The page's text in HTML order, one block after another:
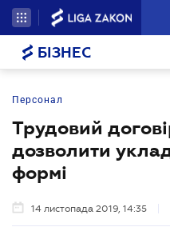
БІЗНЕС
Персонал
Трудовий
дозволити
формі
14 листопада 2019, 14:35